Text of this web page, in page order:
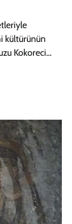
kültürünün
Kokoreci…